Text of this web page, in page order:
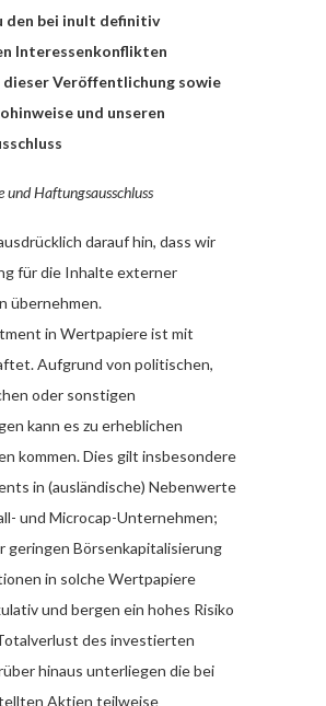
den bei inult definitiv
Interessenkonflikten
Veröffentlichung sowie
und unseren
und Haftungsausschluss
darauf hin, dass wir
für die Inhalte externer
übernehmen.
in Wertpapiere ist mit
Aufgrund von politischen,
oder sonstigen
kann es zu erheblichen
kommen. Dies gilt insbesondere
in (ausländische) Nebenwerte
und Microcap-Unternehmen;
geringen Börsenkapitalisierung
in solche Wertpapiere
und bergen ein hohes Risiko
des investierten
hinaus unterliegen die bei
Aktien teilweise